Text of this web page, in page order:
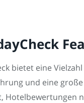
bietet eine
und eine
Hotelbewertungen